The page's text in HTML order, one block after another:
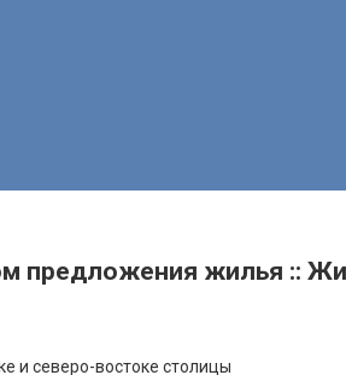
предложения жилья ::
и северо-востоке столицы